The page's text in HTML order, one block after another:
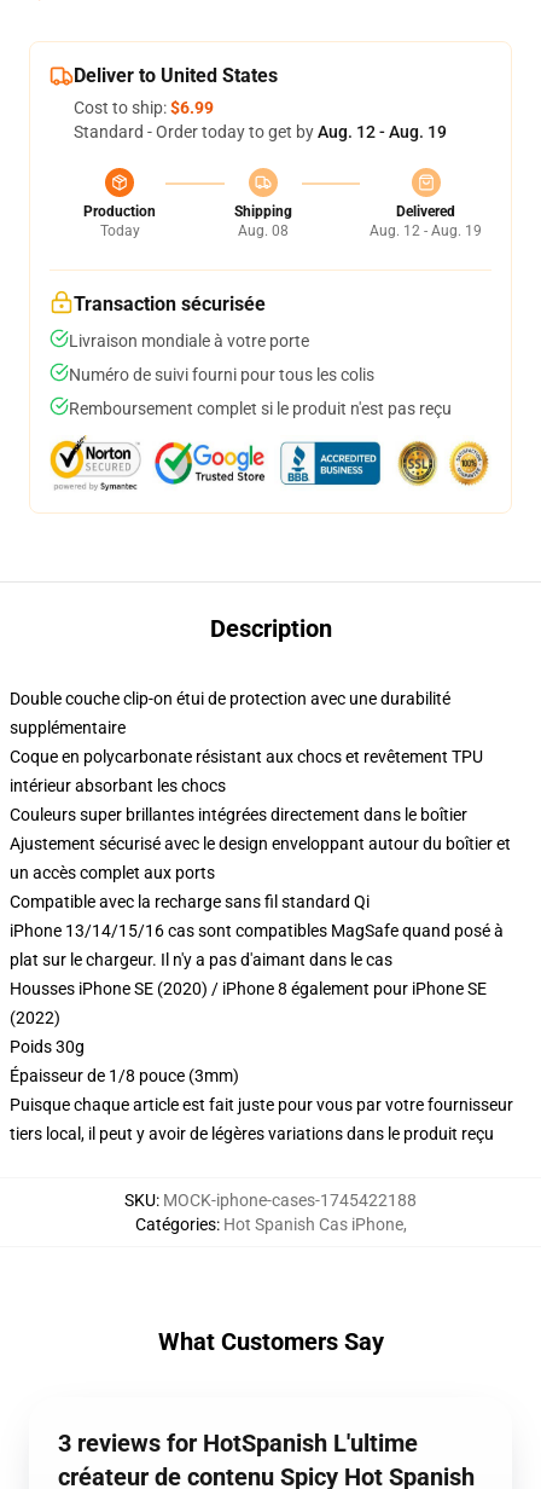
Deliver to United States
Cost to ship:$6.99
Standard - Order today to get byAug. 12 - Aug. 19
Production
Today
Shipping
Aug. 08
Delivered
Aug. 12 - Aug. 19
Transaction sécurisée
Livraison mondiale à votre porte
Numéro de suivi fourni pour tous les colis
Remboursement complet si le produit n'est pas reçu
Description
Double couche clip-on étui de protection avec une durabilité
supplémentaire
Coque en polycarbonate résistant aux chocs et revêtement TPU
intérieur absorbant les chocs
Couleurs super brillantes intégrées directement dans le boîtier
Ajustement sécurisé avec le design enveloppant autour du boîtier et
un accès complet aux ports
Compatible avec la recharge sans fil standard Qi
iPhone 13/14/15/16 cas sont compatibles MagSafe quand posé à
plat sur le chargeur. Il n'y a pas d'aimant dans le cas
Housses iPhone SE (2020) / iPhone 8 également pour iPhone SE
(2022)
Poids 30g
Épaisseur de 1/8 pouce (3mm)
Puisque chaque article est fait juste pour vous par votre fournisseur
tiers local, il peut y avoir de légères variations dans le produit reçu
SKU: MOCK-iphone-cases-1745422188
Catégories: Hot Spanish Cas iPhone,
What Customers Say
3 reviews for HotSpanish L'ultime
créateur de contenu Spicy Hot Spanish